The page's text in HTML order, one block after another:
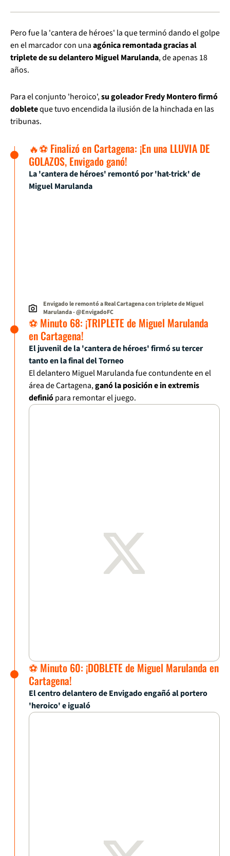
Pero fue la 'cantera de héroes' la que terminó dando el golpe
en el marcador con unaagónica remontada gracias al
triplete de su delantero Miguel Marulanda, de apenas 18
años.
Para el conjunto 'heroico',su goleador Fredy Montero firmó
dobleteque tuvo encendida la ilusión de la hinchada en las
tribunas.
🔥⚽ Finalizó en Cartagena: ¡En una LLUVIA DE
GOLAZOS, Envigado ganó!
La 'cantera de héroes' remontó por 'hat-trick' de
Miguel Marulanda
Envigado le remontó a Real Cartagena con triplete de Miguel
Marulanda- @EnvigadoFC
⚽ Minuto 68: ¡TRIPLETE de Miguel Marulanda
en Cartagena!
El juvenil de la 'cantera de héroes' firmó su tercer
tanto en la final del Torneo
El delantero Miguel Marulanda fue contundente en el
área de Cartagena,ganó la posición e in extremis
definiópara remontar el juego.
⚽ Minuto 60: ¡DOBLETE de Miguel Marulanda en
Cartagena!
El centro delantero de Envigado engañó al portero
'heroico' e igualó